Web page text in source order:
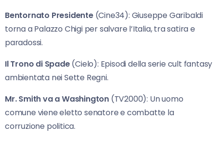
Bentornato Presidente(Cine34): Giuseppe Garibaldi
torna a Palazzo Chigi per salvare l’Italia, tra satira e
paradossi.
Il Trono di Spade(Cielo): Episodi della serie cult fantasy
ambientata nei Sette Regni.
Mr. Smith va a Washington (TV2000): Un uomo
comune viene eletto senatore e combatte la
corruzione politica.